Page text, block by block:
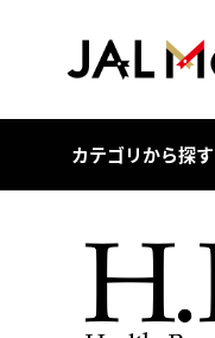
カテゴリから探す